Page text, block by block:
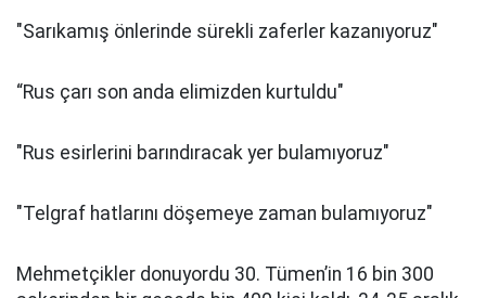
"Sarıkamış önlerinde sürekli zaferler kazanıyoruz"
“Rus çarı son anda elimizden kurtuldu"
"Rus esirlerini barındıracak yer bulamıyoruz"
"Telgraf hatlarını döşemeye zaman bulamıyoruz"
Mehmetçikler donuyordu 30. Tümen’in 16 bin 300